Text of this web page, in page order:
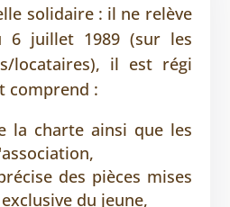
solidaire : il ne relève
juillet 1989 (sur les
locataires), il est régi
comprend :
la charte ainsi que les
des pièces mises
du jeune,